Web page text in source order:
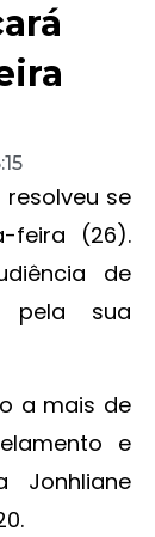
se
feira (26).
de
pela sua
a mais de
e
Jonhliane